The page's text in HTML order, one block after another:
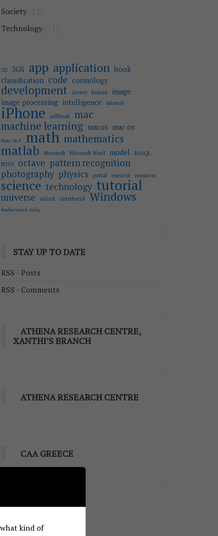
Society
Technology
3D 3GS app application book
classification code cosmology
development Greece human
image
image processing intelligence internet
iPhone jailbreak
mac
machine learning macos mac os
mac os x math mathematics
matlab Microsoft Microsoft Word model
MySQL
NTFS
octave pattern recognition
photography physics portal research resources
science technology tutorial
universe unlock untethered Windows
διαδικτυακή πύλη
STAY UP TO DATE
RSS - Posts
RSS - Comments
ATHENA RESEARCH CENTRE,
XANTHI’S BRANCH
ATHENA RESEARCH CENTRE
CAA GREECE
kind of